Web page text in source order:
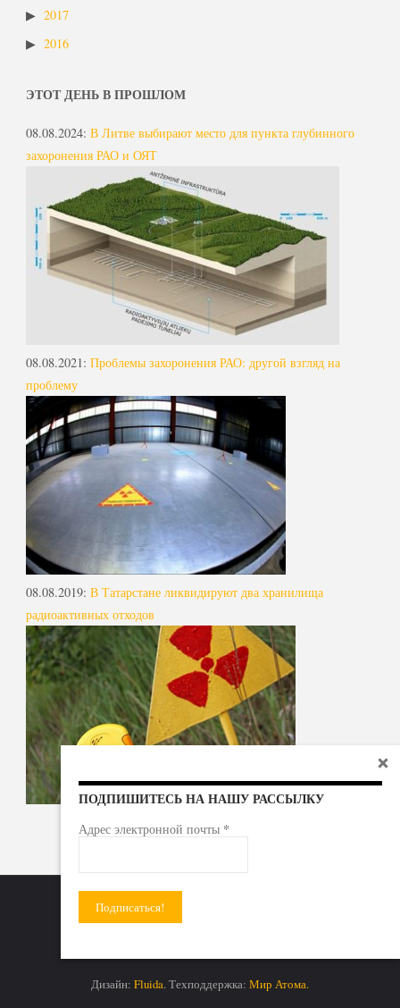
2017
2016
ЭТОТ ДЕНЬ В ПРОШЛОМ
08.08.2024: В Литве выбирают место для пункта глубинного
захоронения РАО и ОЯТ
08.08.2021: Проблемы захоронения РАО: другой взгляд на
проблему
08.08.2019: В Татарстане ликвидируют два хранилища
радиоактивных отходов
Дизайн: Fluida. Техподдержка: Мир Атома.
ПОДПИШИТЕСЬ НА НАШУ РАССЫЛКУ
Адрес электронной почты *